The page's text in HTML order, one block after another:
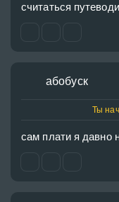
абобуск
Ты
сам плати я давно
считаться